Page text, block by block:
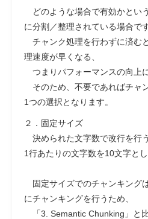
どのような場合で有効かとい
に分割／整理されている場合です
チャンク処理を行わずに済む
理速度が早くなる、
つまりパフォーマンスの向上
そのため、不要であればチャ
1つの選択となります。
２．固定サイズ
決められた文字数で改行を行
1行あたりの文字数を10文字とし
固定サイズでのチャンキング
にチャンキングを行うため、
「3. Semantic Chunking」と